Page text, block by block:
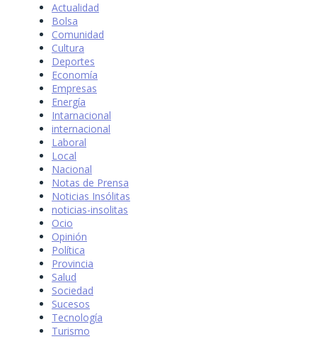
Actualidad
Bolsa
Comunidad
Cultura
Deportes
Economía
Empresas
Energía
Intarnacional
internacional
Laboral
Local
Nacional
Notas de Prensa
Noticias Insólitas
noticias-insolitas
Ocio
Opinión
Política
Provincia
Salud
Sociedad
Sucesos
Tecnología
Turismo